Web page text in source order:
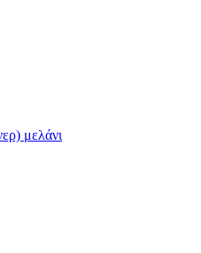
μελάνι